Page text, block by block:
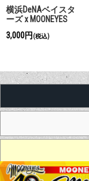
横浜DeNAベイスタ
ーズ x MOONEYES
2026 フェイス タオ
ル
3,000円 (税込)
Copyright